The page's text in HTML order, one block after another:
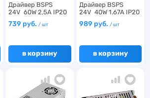
Драйвер BSPS
24V 60W 2,5A IP20
739 руб./ шт
в корзину
Драйвер BSPS
24V 40W 1.67A IP20
989 руб. / шт
в корзину